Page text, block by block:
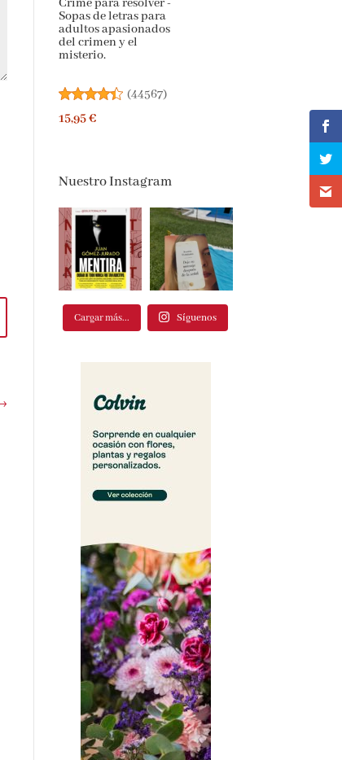
Sopas de letras para
adultos apasionados
del crimen y el
misterio.
44567)
15,95 €
Nuestro Instagram
Cargar más... Síguenos